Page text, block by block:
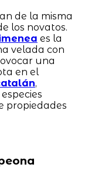
de la misma
los novatos.
es la
velada con
una
en el
,
propiedades